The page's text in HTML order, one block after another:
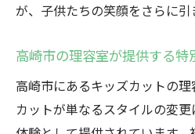
が、子供たちの笑顔をさらに引
高崎市の理容室が提供する特
高崎市にあるキッズカットの
カットが単なるスタイルの変